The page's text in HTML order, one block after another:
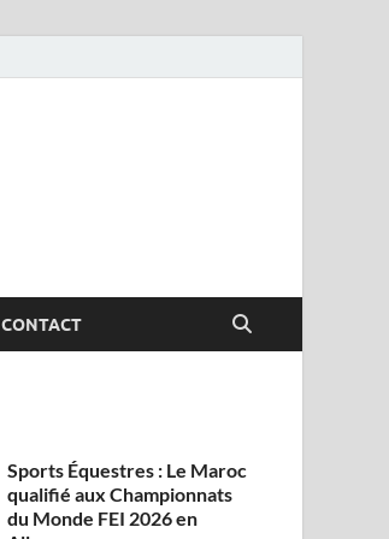
CONTACT
Sports Équestres : Le Maroc
qualifié aux Championnats
du Monde FEI 2026 en